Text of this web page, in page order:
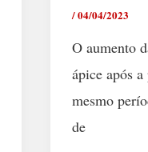
/04/04/2023
O aumento
ápice após
mesmo
de